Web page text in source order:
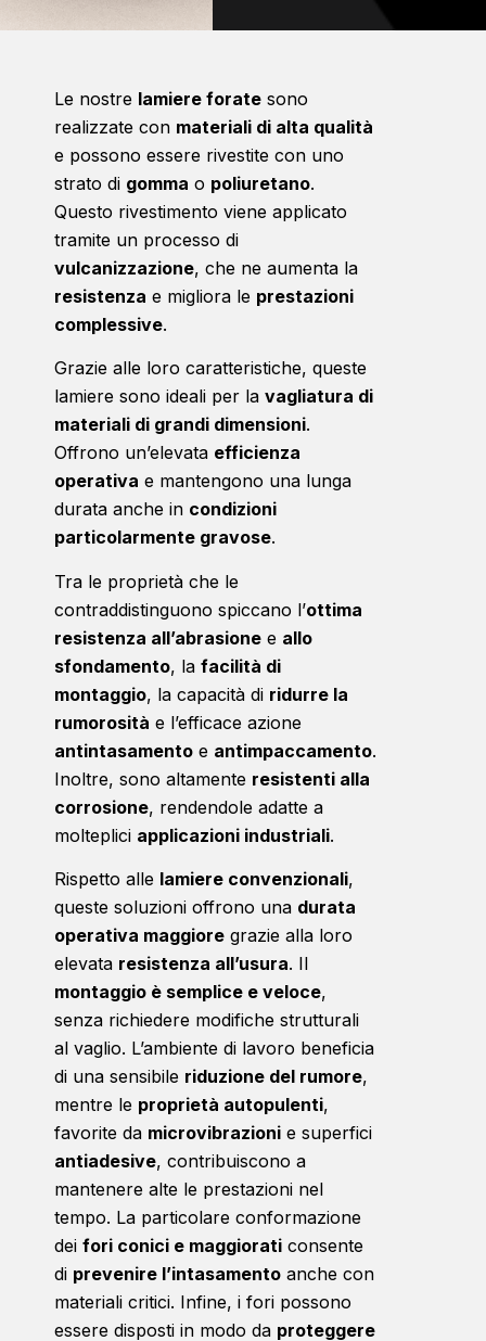
Le nostre lamiere forate sono
realizzate con materiali di alta qualità
e possono essere rivestite con uno
strato di gomma o poliuretano.
Questo rivestimento viene applicato
tramite un processo di
vulcanizzazione, che ne aumenta la
resistenza e migliora le prestazioni
complessive.
Grazie alle loro caratteristiche, queste
lamiere sono ideali per la vagliatura di
materiali di grandi dimensioni.
Offrono un’elevata efficienza
operativa e mantengono una lunga
durata anche in condizioni
particolarmente gravose.
Tra le proprietà che le
contraddistinguono spiccano l’ottima
resistenza all’abrasione e allo
sfondamento, la facilità di
montaggio, la capacità di ridurre la
rumorosità e l’efficace azione
antintasamento e antimpaccamento.
Inoltre, sono altamente resistenti alla
corrosione, rendendole adatte a
molteplici applicazioni industriali.
Rispetto alle lamiere convenzionali,
queste soluzioni offrono una durata
operativa maggiore grazie alla loro
elevata resistenza all’usura. Il
montaggio è semplice e veloce,
senza richiedere modifiche strutturali
al vaglio. L’ambiente di lavoro beneficia
di una sensibile riduzione del rumore,
mentre le proprietà autopulenti,
favorite da microvibrazioni e superfici
antiadesive, contribuiscono a
mantenere alte le prestazioni nel
tempo. La particolare conformazione
dei fori conici e maggiorati consente
di prevenire l’intasamento anche con
materiali critici. Infine, i fori possono
essere disposti in modo da proteggere